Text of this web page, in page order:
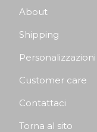
About
Shipping
Personalizzazioni
Customer care
Contattaci
Torna al sito